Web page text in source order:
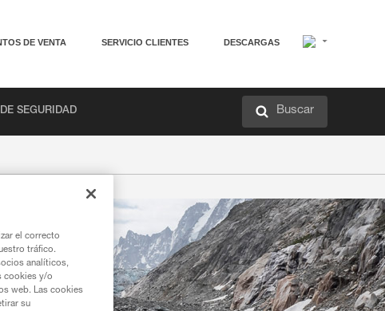
DE VENTA SERVICIO CLIENTES DESCARGAS
SEGURIDAD Buscar
el correcto
tráfico.
analíticos,
cookies y/o
web. Las cookies
su